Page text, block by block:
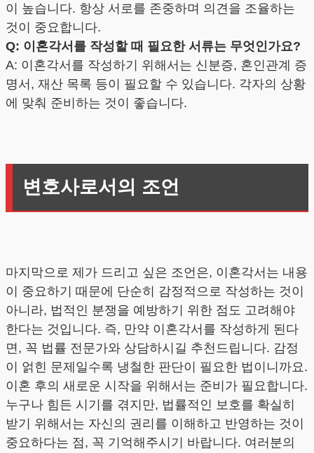
이 높습니다. 항상 서로를 존중하며 의견을 조율하는
것이 중요합니다.
Q: 이혼각서를 작성할 때 필요한 서류는 무엇인가요?
A: 이혼각서를 작성하기 위해서는 신분증, 혼인관계 증
명서, 재산 목록 등이 필요할 수 있습니다. 각자의 상황
에 맞춰 준비하는 것이 좋습니다.
변호사로서의 조언
마지막으로 제가 드리고 싶은 조언은, 이혼각서는 내용
이 중요하기 때문에 단순히 감정적으로 작성하는 것이
아니라, 법적인 분쟁을 예방하기 위한 점도 고려해야
한다는 것입니다. 즉, 만약 이혼각서를 작성하게 된다
면, 꼭 법률 전문가와 상담하시길 추천드립니다. 감정
이 얽힌 문제일수록 냉철한 판단이 필요한 법이니까요.
이혼 후의 새로운 시작을 위해서는 준비가 필요합니다.
누구나 힘든 시기를 겪지만, 법률적인 보호를 확실히
받기 위해서는 자신의 권리를 이해하고 반영하는 것이
중요하다는 점, 꼭 기억해주시기 바랍니다. 여러분의